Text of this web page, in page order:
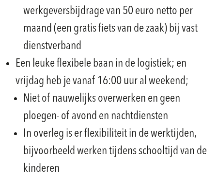
werkgeversbijdrage van 50 euro netto per
maand (een gratis fiets van de zaak) bij vast
dienstverband
Een leuke flexibele baan in de logistiek; en
vrijdag heb je vanaf 16:00 uur al weekend;
Niet of nauwelijks overwerken en geen
ploegen- of avond en nachtdiensten
In overleg is er flexibiliteit in de werktijden,
bijvoorbeeld werken tijdens schooltijd van de
kinderen